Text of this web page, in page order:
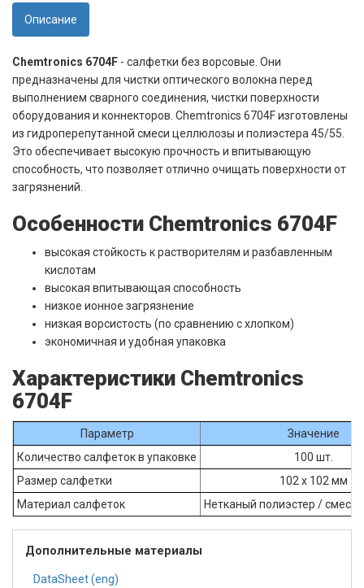
Описание
Chemtronics 6704F - салфетки без ворсовые. Они
предназначены для чистки оптического волокна перед
выполнением сварного соединения, чистки поверхности
оборудования и коннекторов. Chemtronics 6704F изготовлены
из гидроперепутанной смеси целлюлозы и полиэстера 45/55.
Это обеспечивает высокую прочность и впитывающую
способность, что позволяет отлично очищать поверхности от
загрязнений.
Особенности Chemtronics 6704F
высокая стойкость к растворителям и разбавленным
кислотам
высокая впитывающая способность
низкое ионное загрязнение
низкая ворсистость (по сравнению с хлопком)
экономичная и удобная упаковка
Характеристики Chemtronics
6704F
Параметр
Значение
Количество салфеток в упаковке
100 шт.
Размер салфетки
102 х 102 мм
Материал салфеток
Нетканый полиэстер /
Дополнительные материалы
DataSheet (eng)